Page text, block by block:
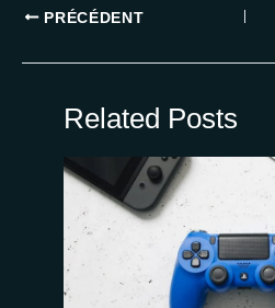
PRÉCÉDENT
Related Posts